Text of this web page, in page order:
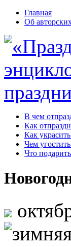
Главная
Об
В чем
Как
Как
Чем
Что